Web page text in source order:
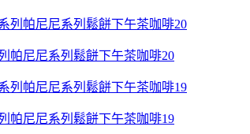
帕尼尼系列鬆餅下午茶咖啡20
帕尼尼系列鬆餅下午茶咖啡19